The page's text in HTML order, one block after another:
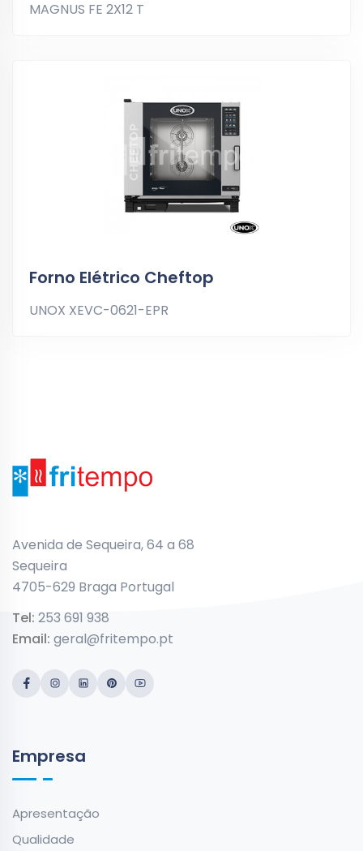
MAGNUS FE 2X12 T
Forno Elétrico Cheftop
UNOX XEVC-0621-EPR
Avenida de Sequeira, 64 a 68
Sequeira
4705-629 Braga Portugal
Tel: 253 691 938
Email: geral@fritempo.pt
Empresa
Apresentação
Qualidade